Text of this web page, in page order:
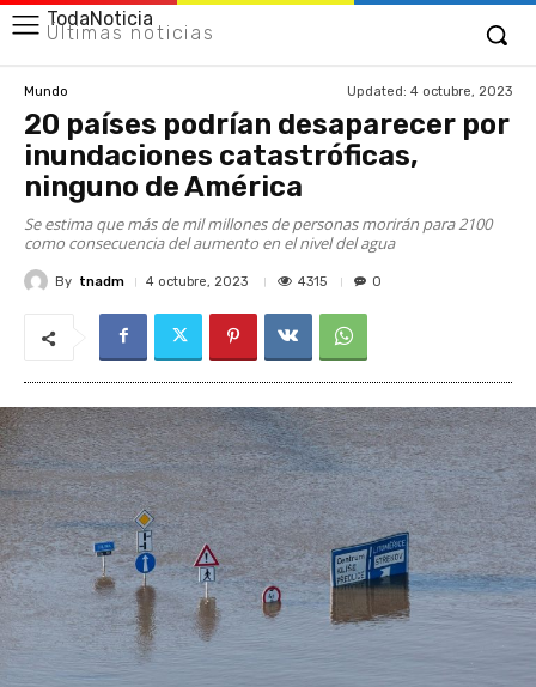
TodaNoticia
Últimas noticias
Mundo Updated: 4 octubre, 2023
20 países podrían desaparecer por
inundaciones catastróficas,
ninguno de América
Se estima que más de mil millones de personas morirán para 2100
como consecuencia del aumento en el nivel del agua
By tnadm 4 octubre, 2023 4315 0